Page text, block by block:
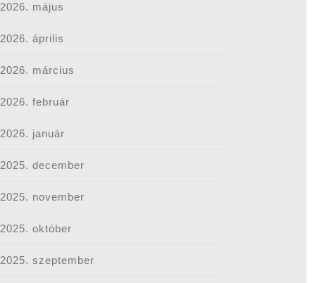
2026. május
2026. április
2026. március
2026. február
2026. január
2025. december
2025. november
2025. október
2025. szeptember